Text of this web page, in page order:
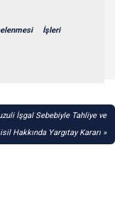
İşleri
İşgal Sebebiyle Tahliye ve
Hakkında Yargıtay Kararı